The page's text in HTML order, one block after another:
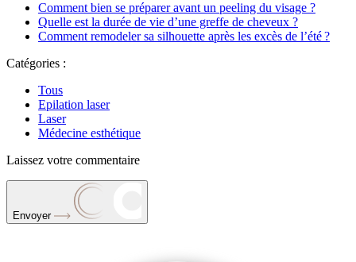
Comment bien se préparer avant un peeling du visage ?
Quelle est la durée de vie d’une greffe de cheveux ?
Comment remodeler sa silhouette après les excès de l’été ?
Catégories :
Tous
Epilation laser
Laser
Médecine esthétique
Laissez votre commentaire
Envoyer